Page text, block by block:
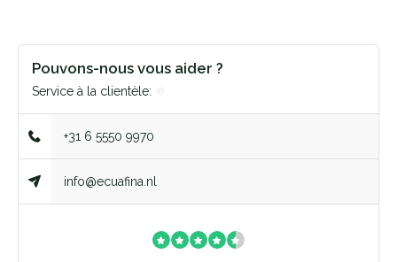
Pouvons-nous vous aider ?
Service à la clientèle:
+31 6 5550 9970
info@ecuafina.nl